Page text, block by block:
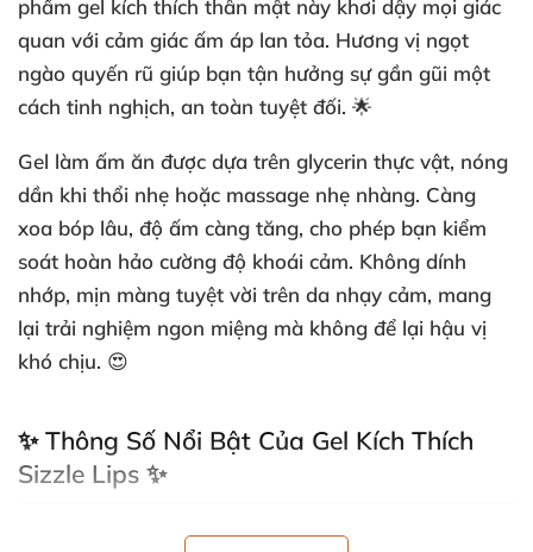
phẩm gel kích thích thân mật này khơi dậy mọi giác
quan với cảm giác ấm áp lan tỏa. Hương vị ngọt
ngào quyến rũ giúp bạn tận hưởng sự gần gũi một
cách tinh nghịch, an toàn tuyệt đối. 🌟
Gel làm ấm ăn được dựa trên glycerin thực vật, nóng
dần khi thổi nhẹ hoặc massage nhẹ nhàng. Càng
xoa bóp lâu, độ ấm càng tăng, cho phép bạn kiểm
soát hoàn hảo cường độ khoái cảm. Không dính
nhớp, mịn màng tuyệt vời trên da nhạy cảm, mang
lại trải nghiệm ngon miệng mà không để lại hậu vị
khó chịu. 😍
✨ Thông Số Nổi Bật Của Gel Kích Thích
Sizzle Lips ✨
Gel nóng Sizzle Lipschinh phục mọi cặp đôi nhờ các